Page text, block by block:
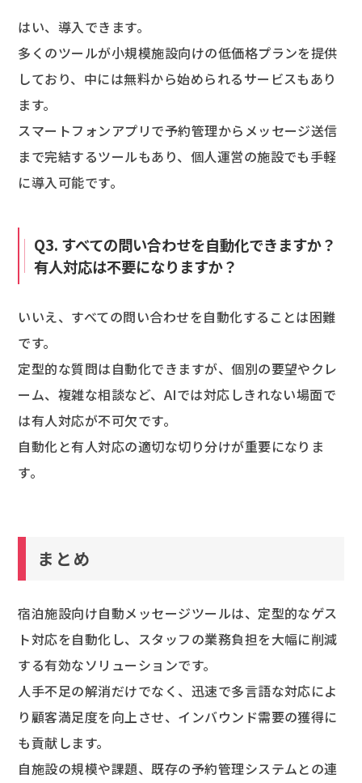
はい、導入できます。
多くのツールが小規模施設向けの低価格プランを提供
しており、中には無料から始められるサービスもあり
ます。
スマートフォンアプリで予約管理からメッセージ送信
まで完結するツールもあり、個人運営の施設でも手軽
に導入可能です。
Q3. すべての問い合わせを自動化できますか？
有人対応は不要になりますか？
いいえ、すべての問い合わせを自動化することは困難
です。
定型的な質問は自動化できますが、個別の要望やクレ
ーム、複雑な相談など、AIでは対応しきれない場面で
は有人対応が不可欠です。
自動化と有人対応の適切な切り分けが重要になりま
す。
まとめ
宿泊施設向け自動メッセージツールは、定型的なゲス
ト対応を自動化し、スタッフの業務負担を大幅に削減
する有効なソリューションです。
人手不足の解消だけでなく、迅速で多言語な対応によ
り顧客満足度を向上させ、インバウンド需要の獲得に
も貢献します。
自施設の規模や課題、既存の予約管理システムとの連